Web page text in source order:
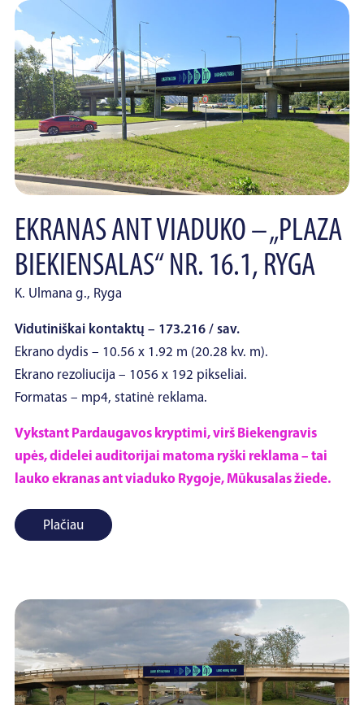
EKRANAS ANT VIADUKO – „PLAZA
BIEKIENSALAS“ NR. 16.1, RYGA
K. Ulmana g., Ryga
Vidutiniškai kontaktų – 173.216 / sav.
Ekrano dydis – 10.56 x 1.92 m (20.28 kv. m).
Ekrano rezoliucija – 1056 x 192 pikseliai.
Formatas – mp4, statinė reklama.
Vykstant Pardaugavos kryptimi, virš Biekengravis
upės, didelei auditorijai matoma ryški reklama – tai
lauko ekranas ant viaduko Rygoje, Mūkusalas žiede.
Plačiau